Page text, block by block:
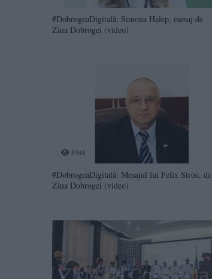
#DobrogeaDigitală: Simona Halep, mesaj de
Ziua Dobrogei (video)
8948
#DobrogeaDigitală: Mesajul lui Felix Stroe, de
Ziua Dobrogei (video)